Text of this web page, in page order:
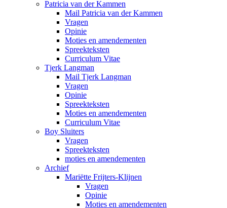
Patricia van der Kammen
Mail Patricia van der Kammen
Vragen
Opinie
Moties en amendementen
Spreekteksten
Curriculum Vitae
Tjerk Langman
Mail Tjerk Langman
Vragen
Opinie
Spreekteksten
Moties en amendementen
Curriculum Vitae
Boy Sluiters
Vragen
Spreekteksten
moties en amendementen
Archief
Mariëtte Frijters-Klijnen
Vragen
Opinie
Moties en amendementen